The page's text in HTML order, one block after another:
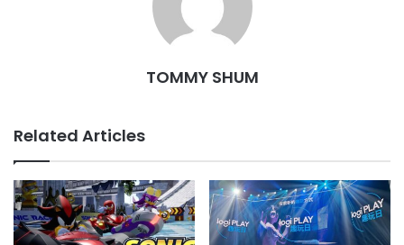
TOMMY SHUM
Related Articles